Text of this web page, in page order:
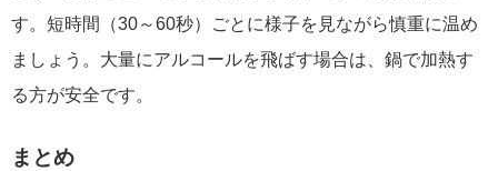
す。短時間（30～60秒）ごとに様子を見ながら慎重に温め
ましょう。大量にアルコールを飛ばす場合は、鍋で加熱す
る方が安全です。
まとめ